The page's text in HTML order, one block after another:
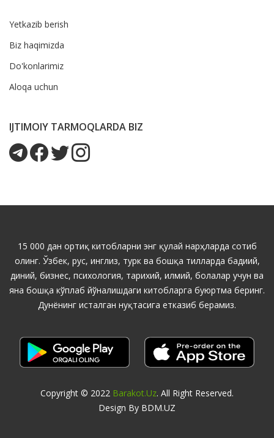
Yetkazib berish
Biz haqimizda
Do'konlarimiz
Aloqa uchun
IJTIMOIY TARMOQLARDA BIZ
15 000 дан ортиқ китобларни энг қулай нарҳларда сотиб
олинг. Ўзбек, рус, инглиз, турк ва бошқа тилларда бадиий,
диний, бизнес, психология, тарихий, илмий, болалар учун ва
яна бошқа кўплаб йўналишдаги китобларга буюртма беринг.
Дунёнинг исталган нуқтасига етказиб берамиз.
Copyright © 2022 Barakot.uz. All Right Reserved.
Design By BDM.UZ